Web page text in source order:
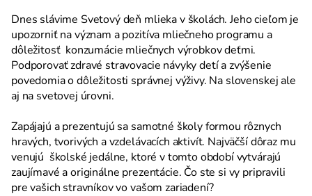
Dnes slávime Svetový deň mlieka v školách. Jeho cieľom je
upozorniť na význam a pozitíva mliečneho programu a
dôležitosť konzumácie mliečnych výrobkov deťmi.
Podporovať zdravé stravovacie návyky detí a zvýšenie
povedomia o dôležitosti správnej výživy. Na slovenskej ale
aj na svetovej úrovni.
Zapájajú a prezentujú sa samotné školy formou rôznych
hravých, tvorivých a vzdelávacích aktivít. Najväčší dôraz mu
venujú školské jedálne, ktoré v tomto období vytvárajú
zaujímavé a originálne prezentácie. Čo ste si vy pripravili
pre vašich stravníkov vo vašom zariadení?